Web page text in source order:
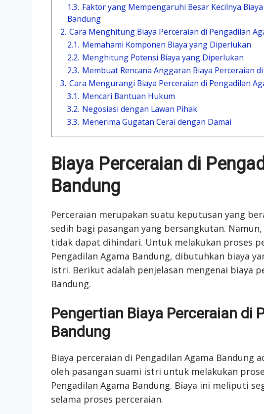
1.3. Faktor yang Mempengaruhi Besar Kecilnya
Bandung
2. Cara Menghitung Biaya Perceraian di Pengadilan
2.1. Memahami Komponen Biaya yang Diperlukan
2.2. Menghitung Potensi Biaya yang Diperlukan
2.3. Membuat Rencana Anggaran Biaya Perceraian
3. Cara Mengurangi Biaya Perceraian di Pengadilan
3.1. Mencari Bantuan Hukum
3.2. Negosiasi dengan Lawan Pihak
3.3. Menerima Gugatan Cerai dengan Damai
Biaya Perceraian di
Bandung
Perceraian merupakan suatu keputusan yang
sedih bagi pasangan yang bersangkutan.
tidak dapat dihindari. Untuk melakukan proses
Pengadilan Agama Bandung, dibutuhkan biaya
istri. Berikut adalah penjelasan mengenai biaya
Bandung.
Pengertian Biaya Perceraian di
Bandung
Biaya perceraian di Pengadilan Agama Bandung
oleh pasangan suami istri untuk melakukan
Pengadilan Agama Bandung. Biaya ini meliputi
selama proses perceraian.